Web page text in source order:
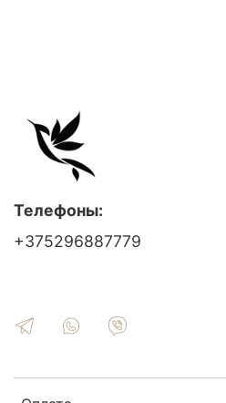
Телефоны:
+375296887779